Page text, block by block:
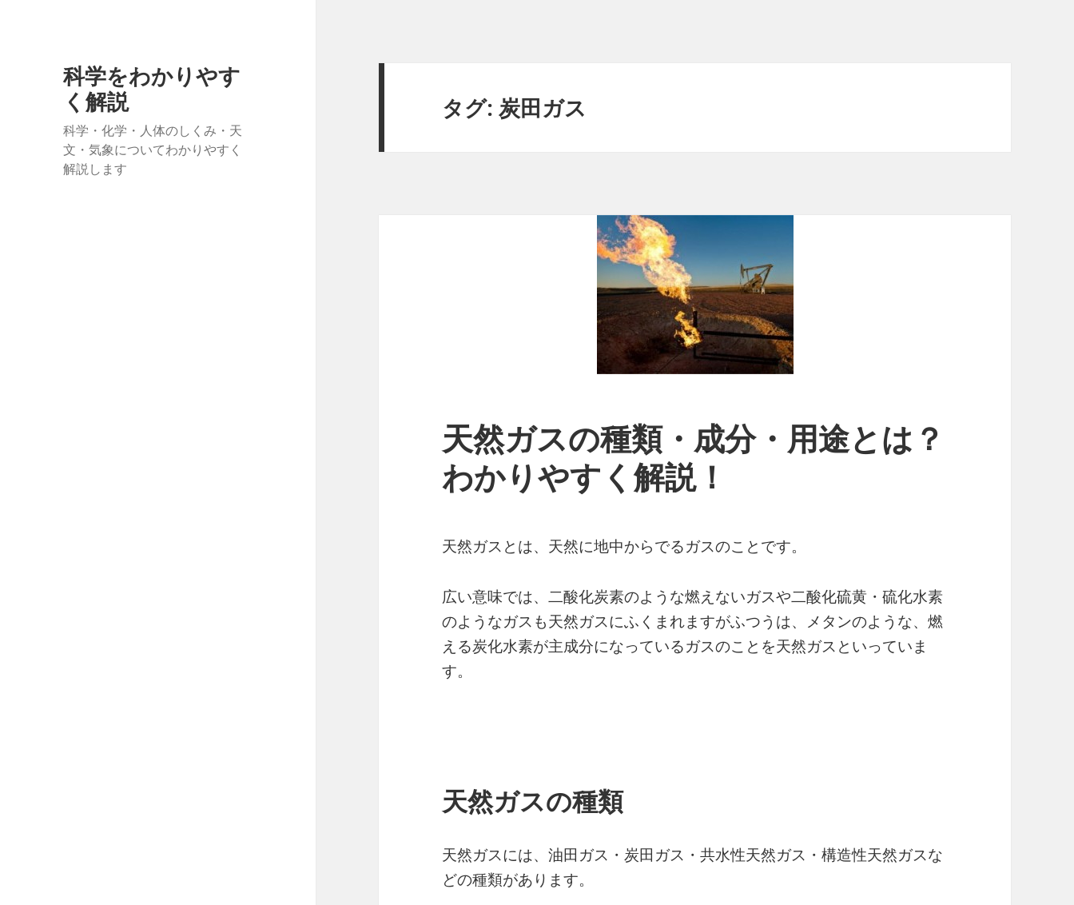
科学をわかりやす
く解説
科学・化学・人体のしくみ・天
文・気象についてわかりやすく
解説します
タグ:炭田ガス
天然ガスの種類・成分・用途とは？
わかりやすく解説！
天然ガスとは、天然に地中からでるガスのことです。
広い意味では、二酸化炭素のような燃えないガスや二酸化硫黄・硫化水素
のようなガスも天然ガスにふくまれますがふつうは、メタンのような、燃
える炭化水素が主成分になっているガスのことを天然ガスといっていま
す。
天然ガスの種類
天然ガスには、油田ガス・炭田ガス・共水性天然ガス・構造性天然ガスな
どの種類があります。